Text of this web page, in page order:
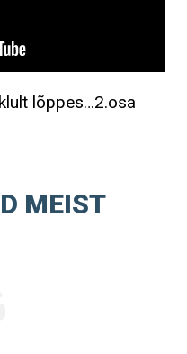
lõppes…2.osa
MEIST